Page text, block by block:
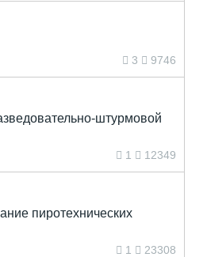
3 9746
штурмовой
1 12349
пиротехнических
1 23308